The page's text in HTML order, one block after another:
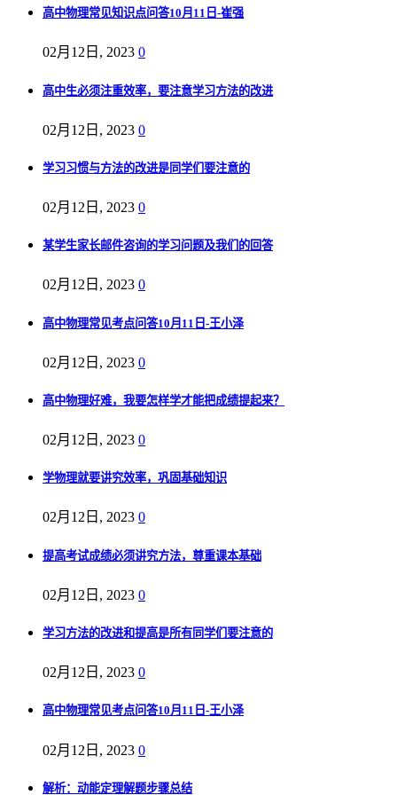
高中物理常见知识点问答10月11日-崔强
02月12日, 2023 0
高中生必须注重效率，要注意学习方法的改进
02月12日, 2023 0
学习习惯与方法的改进是同学们要注意的
02月12日, 2023 0
某学生家长邮件咨询的学习问题及我们的回答
02月12日, 2023 0
高中物理常见考点问答10月11日-王小泽
02月12日, 2023 0
高中物理好难，我要怎样学才能把成绩提起来？
02月12日, 2023 0
学物理就要讲究效率，巩固基础知识
02月12日, 2023 0
提高考试成绩必须讲究方法，尊重课本基础
02月12日, 2023 0
学习方法的改进和提高是所有同学们要注意的
02月12日, 2023 0
高中物理常见考点问答10月11日-王小泽
02月12日, 2023 0
解析：动能定理解题步骤总结